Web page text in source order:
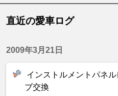
直近の愛車ログ
2009年3月21日
インストルメントパネ
ブ交換